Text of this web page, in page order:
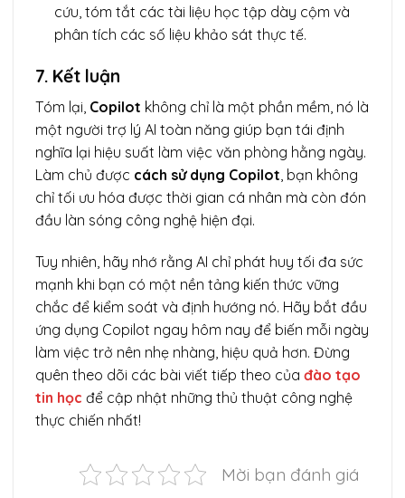
cứu, tóm tắt các tài liệu học tập dày cộm và
phân tích các số liệu khảo sát thực tế.
7. Kết luận
Tóm lại, Copilot không chỉ là một phần mềm, nó là
một người trợ lý AI toàn năng giúp bạn tái định
nghĩa lại hiệu suất làm việc văn phòng hằng ngày.
Làm chủ được cách sử dụng Copilot , bạn không
chỉ tối ưu hóa được thời gian cá nhân mà còn đón
đầu làn sóng công nghệ hiện đại.
Tuy nhiên, hãy nhớ rằng AI chỉ phát huy tối đa sức
mạnh khi bạn có một nền tảng kiến thức vững
chắc để kiểm soát và định hướng nó. Hãy bắt đầu
ứng dụng Copilot ngay hôm nay để biến mỗi ngày
làm việc trở nên nhẹ nhàng, hiệu quả hơn. Đừng
quên theo dõi các bài viết tiếp theo của đào tạo
tin học để cập nhật những thủ thuật công nghệ
thực chiến nhất!
Mời bạn đánh giá